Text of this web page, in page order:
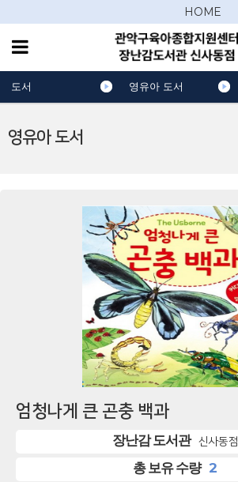
HOME
영유아 도서
도서 영유아 도서
엄청나게 큰 곤충 백과
장난감 도서관 신사동점
총 보유 수량 2